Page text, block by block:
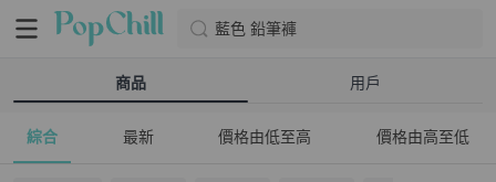
藍色 鉛筆褲
商品 用戶
綜合 最新 價格由低至高 價格由高至低